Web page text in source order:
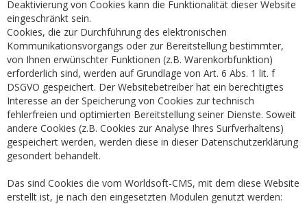
Deaktivierung von Cookies kann die Funktionalität dieser Website
eingeschränkt sein.
Cookies, die zur Durchführung des elektronischen
Kommunikationsvorgangs oder zur Bereitstellung bestimmter,
von Ihnen erwünschter Funktionen (z.B. Warenkorbfunktion)
erforderlich sind, werden auf Grundlage von Art. 6 Abs. 1 lit. f
DSGVO gespeichert. Der Websitebetreiber hat ein berechtigtes
Interesse an der Speicherung von Cookies zur technisch
fehlerfreien und optimierten Bereitstellung seiner Dienste. Soweit
andere Cookies (z.B. Cookies zur Analyse Ihres Surfverhaltens)
gespeichert werden, werden diese in dieser Datenschutzerklärung
gesondert behandelt.
Das sind Cookies die vom Worldsoft-CMS, mit dem diese Website
erstellt ist, je nach den eingesetzten Modulen genutzt werden: